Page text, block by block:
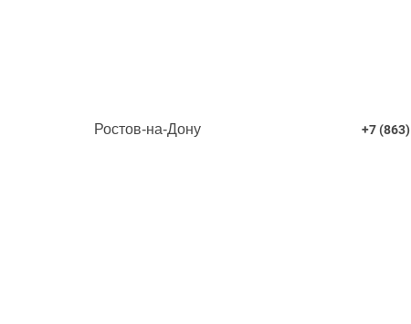
Ростов-на-Дону +7 (863)